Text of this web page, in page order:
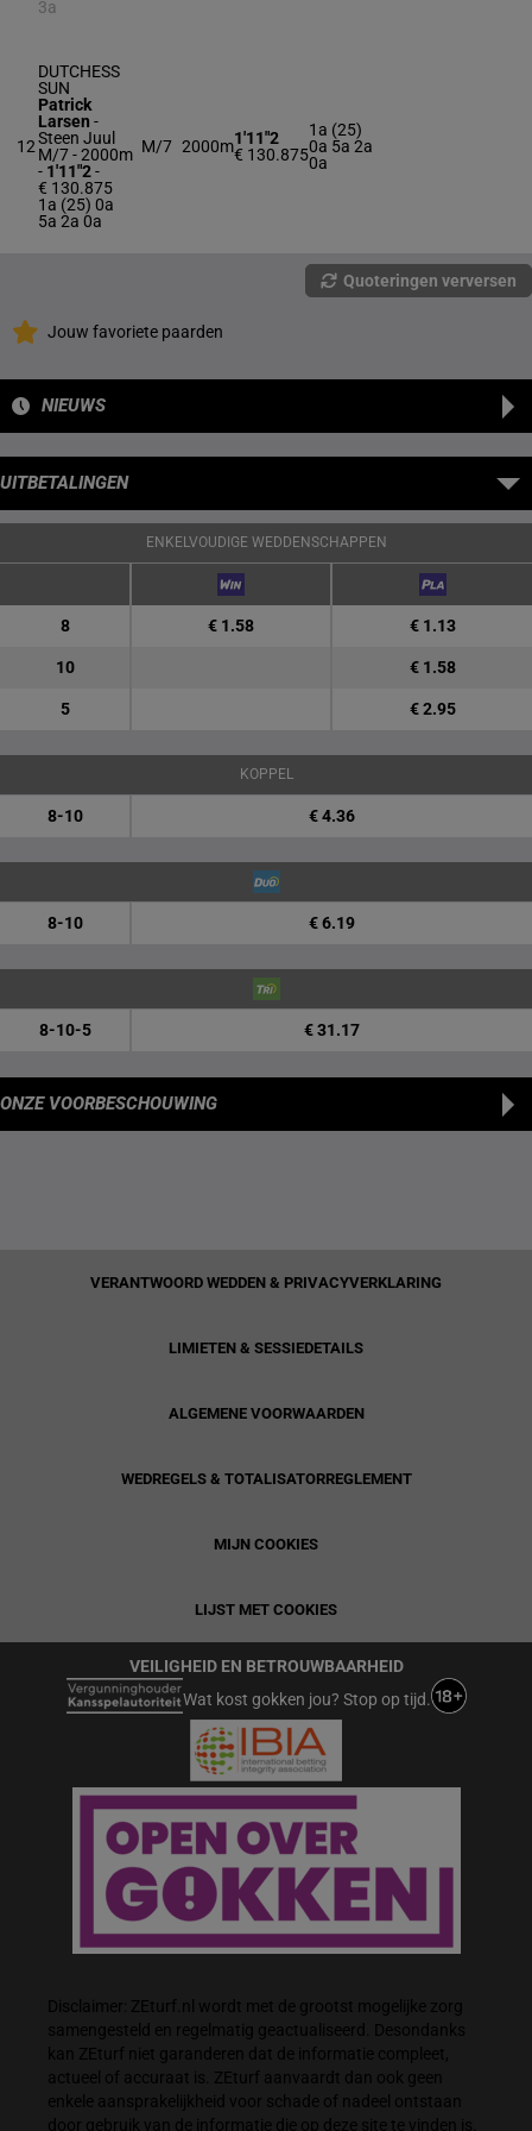
3a
12
DUTCHESS
SUN
Patrick
Larsen -
Steen Juul
M/7 - 2000m
- 1'11"2-
€ 130.875
1a (25) 0a
5a 2a 0a
M/7 2000m1'11"2
€ 130.875
1a (25)
0a 5a 2a
0a
Quoteringen verversen
Jouw favoriete paarden
NIEUWS
UITBETALINGEN
ENKELVOUDIGE WEDDENSCHAPPEN
8 € 1.58 € 1.13
10 € 1.58
5 € 2.95
KOPPEL
8-10 € 4.36
8-10 € 6.19
8-10-5 € 31.17
ONZE VOORBESCHOUWING
VERANTWOORD WEDDEN & PRIVACYVERKLARING
LIMIETEN & SESSIEDETAILS
ALGEMENE VOORWAARDEN
WEDREGELS & TOTALISATORREGLEMENT
MIJN COOKIES
LIJST MET COOKIES
VEILIGHEID EN BETROUWBAARHEID
Wat kost gokken jou? Stop op tijd.
Disclaimer: ZEturf.nl wordt met de grootst mogelijke zorg
samengesteld en regelmatig geactualiseerd. Desondanks
kan ZEturf niet garanderen dat de informatie compleet,
actueel of accuraat is. ZEturf aanvaardt dan ook geen
enkele aansprakelijkheid voor schade of nadeel ontstaan
door gebruik van de informatie die op deze site te vinden is.